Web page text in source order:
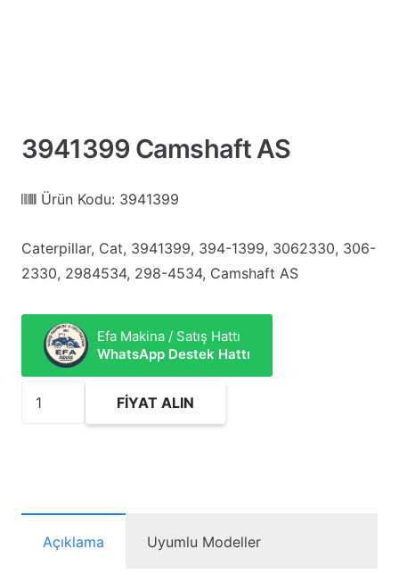
3941399 Camshaft AS
Ürün Kodu: 3941399
Caterpillar, Cat, 3941399, 394-1399, 3062330, 306-
2330, 2984534, 298-4534, Camshaft AS
Efa Makina / Satış Hattı
WhatsApp Destek Hattı
3941399
FIYAT ALIN
Açıklama Uyumlu Modeller